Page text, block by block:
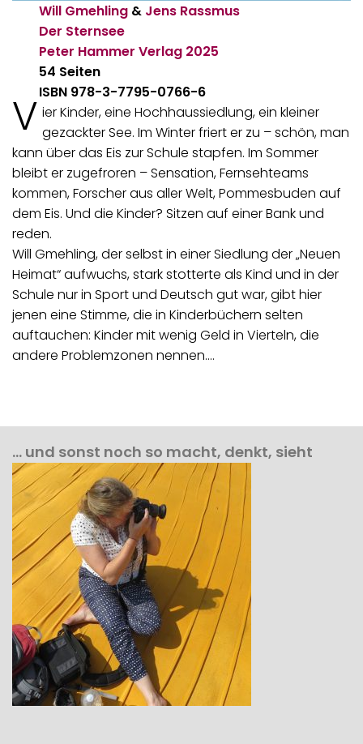
Will Gmehling & Jens Rassmus
Der Sternsee
Peter Hammer Verlag 2025
54 Seiten
ISBN 978-3-7795-0766-6
V ier Kinder, eine Hochhaussiedlung, ein kleiner
gezackter See. Im Winter friert er zu – schön, man
kann über das Eis zur Schule stapfen. Im Sommer
bleibt er zugefroren – Sensation, Fernsehteams
kommen, Forscher aus aller Welt, Pommesbuden auf
dem Eis. Und die Kinder? Sitzen auf einer Bank und
reden.
Will Gmehling, der selbst in einer Siedlung der „Neuen
Heimat“ aufwuchs, stark stotterte als Kind und in der
Schule nur in Sport und Deutsch gut war, gibt hier
jenen eine Stimme, die in Kinderbüchern selten
auftauchen: Kinder mit wenig Geld in Vierteln, die
andere Problemzonen nennen.…
… und sonst noch so macht, denkt, sieht